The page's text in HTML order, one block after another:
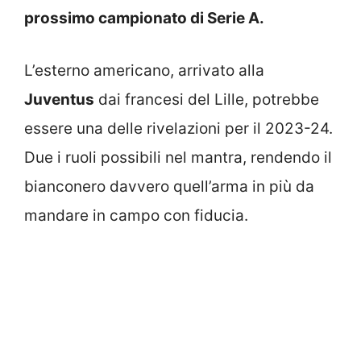
prossimo campionato di Serie A.
L’esterno americano, arrivato alla
Juventus dai francesi del Lille, potrebbe
essere una delle rivelazioni per il 2023-24.
Due i ruoli possibili nel mantra, rendendo il
bianconero davvero quell’arma in più da
mandare in campo con fiducia.